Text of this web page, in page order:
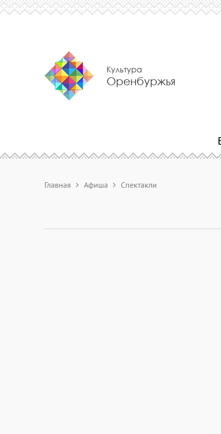
Культура
Оренбуржья
Главная Афиша Спектакли